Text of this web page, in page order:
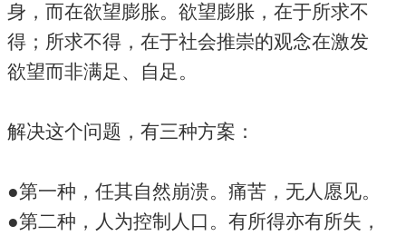
身，而在欲望膨胀。欲望膨胀，在于所求不
得；所求不得，在于社会推崇的观念在激发
欲望而非满足、自足。
解决这个问题，有三种方案：
●第一种，任其自然崩溃。痛苦，无人愿见。
●第二种，人为控制人口。有所得亦有所失，